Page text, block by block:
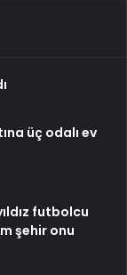
üç odalı ev
futbolcu
şehir onu